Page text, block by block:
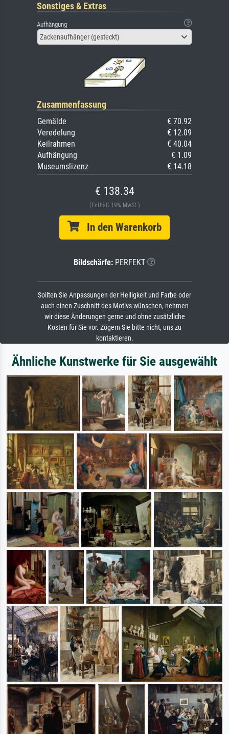
Sonstiges & Extras
Aufhängung
Zackenaufhänger (gesteckt)
Zusammenfassung
Gemälde
€ 70.92
Veredelung
€ 12.09
Keilrahmen
€ 40.04
Aufhängung
€ 1.09
Museumslizenz
€ 14.18
€ 138.34
(Enthält 19% MwSt.)
In den Warenkorb
Bildschärfe: PERFEKT
Sollten Sie Anpassungen der Helligkeit und Farbe oder
auch einen Zuschnitt des Motivs wünschen, nehmen
wir diese Änderungen gerne und ohne zusätzliche
Kosten für Sie vor. Zögern Sie bitte nicht, uns zu
kontaktieren.
Ähnliche Kunstwerke für Sie ausgewählt